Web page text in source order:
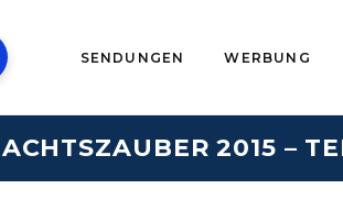
SENDUNGEN WERBUNG
2015 –